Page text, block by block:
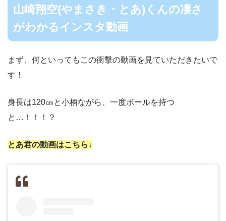
山崎翔空(やまさき・とあ)くんの凄さ
がわかるインスタ動画
まず、何といってもこの衝撃の動画を見ていただきたいで
す！
身長は120㎝と小柄ながら、一度ボールを持つ
と…！！！？
とあ君の動画はこちら↓